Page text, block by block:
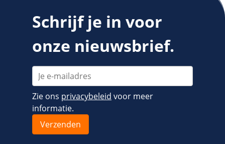
Schrijf je in voor
onze nieuwsbrief.
Zie ons privacybeleid voor meer
informatie.